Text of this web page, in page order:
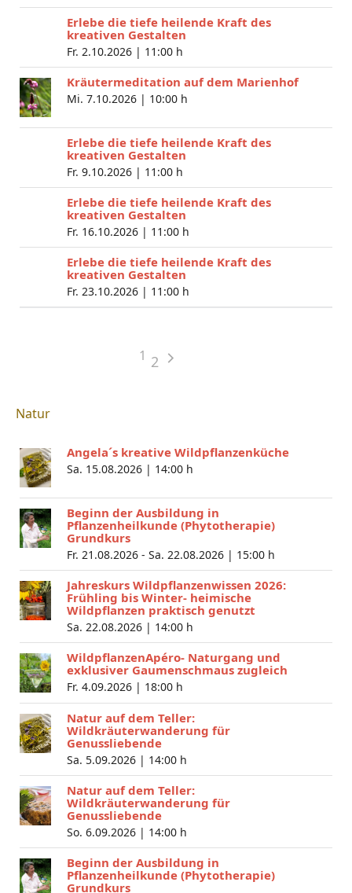
Erlebe die tiefe heilende Kraft des
kreativen Gestalten
Fr. 2.10.2026 | 11:00 h
Kräutermeditation auf dem Marienhof
Mi. 7.10.2026 | 10:00 h
Erlebe die tiefe heilende Kraft des
kreativen Gestalten
Fr. 9.10.2026 | 11:00 h
Erlebe die tiefe heilende Kraft des
kreativen Gestalten
Fr. 16.10.2026 | 11:00 h
Erlebe die tiefe heilende Kraft des
kreativen Gestalten
Fr. 23.10.2026 | 11:00 h
1 2
Natur
Angela´s kreative Wildpflanzenküche
Sa. 15.08.2026 | 14:00 h
Beginn der Ausbildung in
Pflanzenheilkunde (Phytotherapie)
Grundkurs
Fr. 21.08.2026 - Sa. 22.08.2026 | 15:00 h
Jahreskurs Wildpflanzenwissen 2026:
Frühling bis Winter- heimische
Wildpflanzen praktisch genutzt
Sa. 22.08.2026 | 14:00 h
WildpflanzenApéro- Naturgang und
exklusiver Gaumenschmaus zugleich
Fr. 4.09.2026 | 18:00 h
Natur auf dem Teller:
Wildkräuterwanderung für
Genussliebende
Sa. 5.09.2026 | 14:00 h
Natur auf dem Teller:
Wildkräuterwanderung für
Genussliebende
So. 6.09.2026 | 14:00 h
Beginn der Ausbildung in
Pflanzenheilkunde (Phytotherapie)
Grundkurs